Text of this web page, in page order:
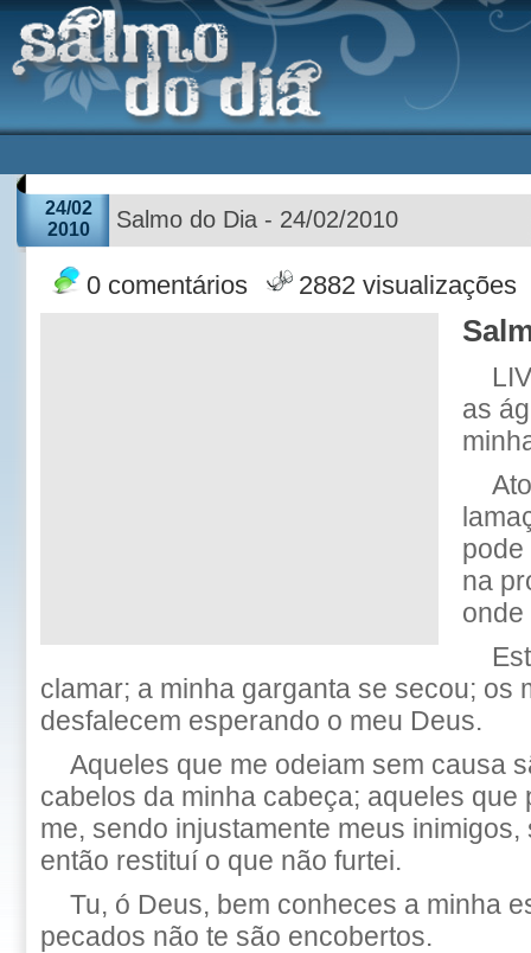
24/02
2010
Salmo do Dia - 24/02/2010
0 comentários 2882 visualizações
as
pode
na
onde
clamar; a minha garganta se secou; os
desfalecem esperando o meu Deus.
Aqueles que me odeiam sem causa
cabelos da minha cabeça; aqueles que
me, sendo injustamente meus
então restituí o que não furtei.
Tu, ó Deus, bem conheces a minha
pecados não te são encobertos.